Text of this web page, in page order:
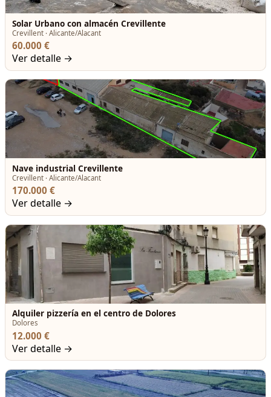
Solar Urbano con almacén Crevillente
Crevillent · Alicante/Alacant
60.000 €
Ver detalle →
Nave industrial Crevillente
Crevillent · Alicante/Alacant
170.000 €
Ver detalle →
Alquiler pizzería en el centro de Dolores
Dolores
12.000 €
Ver detalle →